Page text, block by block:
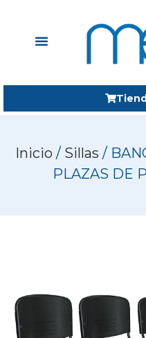
Inicio / Sillas /
PLAZAS DE